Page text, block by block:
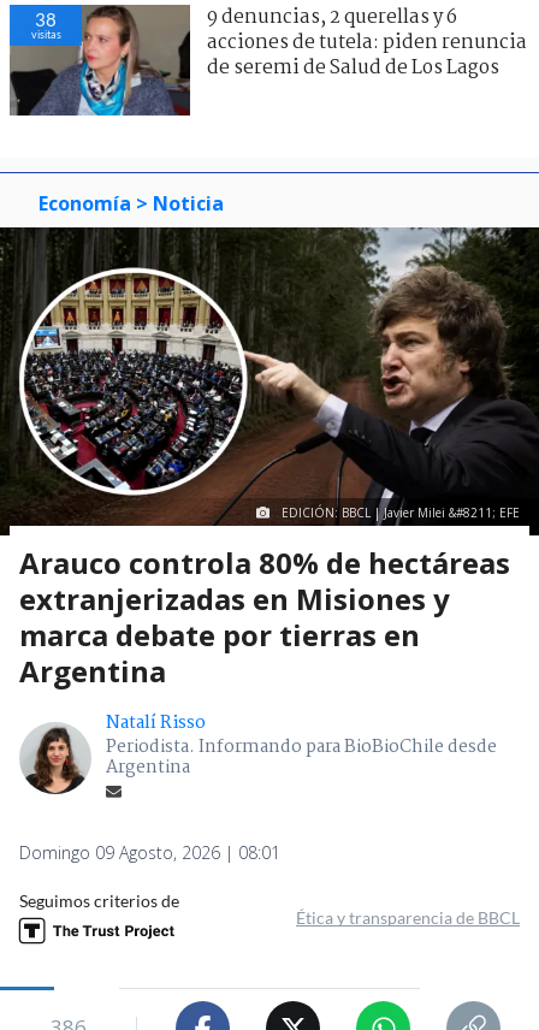
38
visitas
9 denuncias, 2 querellas y 6
acciones de tutela: piden renuncia
de seremi de Salud de Los Lagos
Economía > Noticia
EDICIÓN: BBCL | Javier Milei &#8211; EFE
Arauco controla 80% de hectáreas
extranjerizadas en Misiones y
marca debate por tierras en
Argentina
Natalí Risso
Periodista. Informando para BioBioChile desde
Argentina
Domingo 09 Agosto, 2026 | 08:01
Seguimos criterios de
Ética y transparencia de BBCL